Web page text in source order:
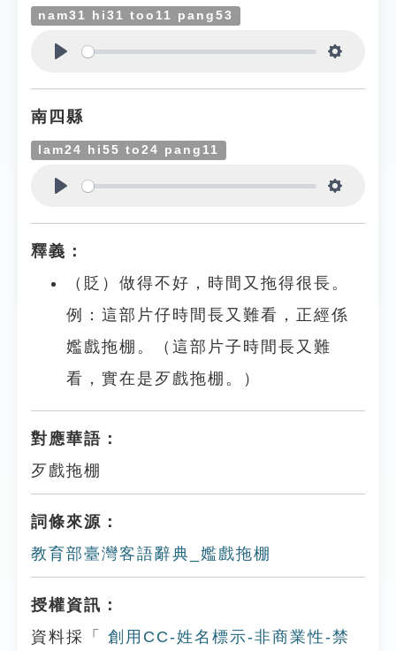
nam31 hi31 too11 pang53
南四縣
lam24 hi55 to24 pang11
釋義：
（貶）做得不好，時間又拖得很長。
例：這部片仔時間長又難看，正經係
㜮戲拖棚。（這部片子時間長又難
看，實在是歹戲拖棚。）
對應華語：
歹戲拖棚
詞條來源：
教育部臺灣客語辭典_㜮戲拖棚
授權資訊：
資料採「
創用CC-姓名標示-非商業性-禁